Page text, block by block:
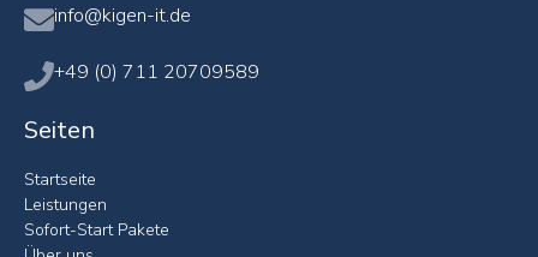
info@kigen-it.de
+49 (0) 711 20709589
Seiten
Startseite
Leistungen
Sofort-Start Pakete